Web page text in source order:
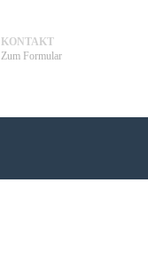
KONTAKT
Zum Formular